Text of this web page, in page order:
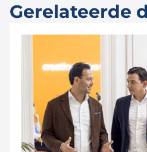
Gerelateerde